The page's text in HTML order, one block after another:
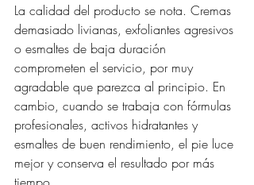
La calidad del producto se nota. Cremas
demasiado livianas, exfoliantes agresivos
o esmaltes de baja duración
comprometen el servicio, por muy
agradable que parezca al principio. En
cambio, cuando se trabaja con fórmulas
profesionales, activos hidratantes y
esmaltes de buen rendimiento, el pie luce
mejor y conserva el resultado por más